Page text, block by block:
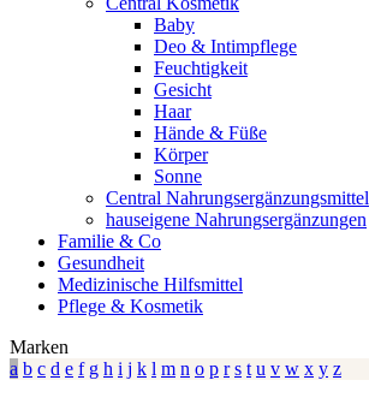
Baby
Deo & Intimpflege
Feuchtigkeit
Gesicht
Haar
Hände & Füße
Körper
Sonne
Central Nahrungsergänzungsmittel
hauseigene Nahrungsergänzungen
Familie & Co
Gesundheit
Medizinische Hilfsmittel
Pflege & Kosmetik
Marken
a b c d e f g h i j k l m n o p r s t u v w x y z